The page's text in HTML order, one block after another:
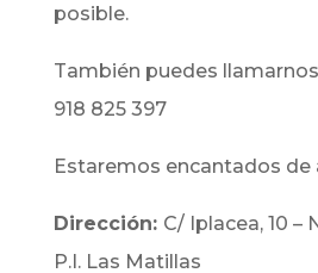
posible.
También puedes
918 825 397
Estaremos encantados de
Dirección: C/ Iplacea, 10 –
P.I. Las Matillas